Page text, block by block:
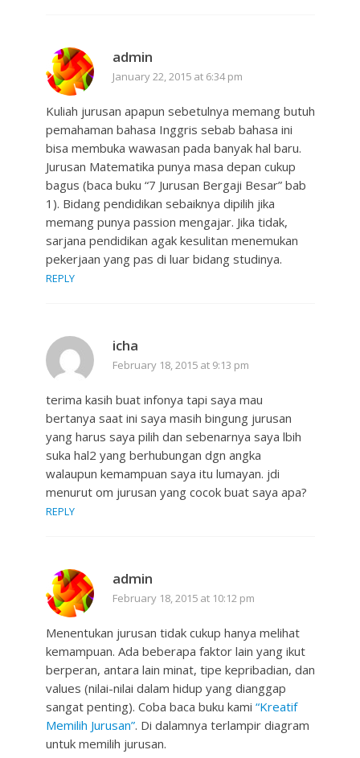
admin
January 22, 2015 at 6:34 pm
Kuliah jurusan apapun sebetulnya memang butuh
pemahaman bahasa Inggris sebab bahasa ini
bisa membuka wawasan pada banyak hal baru.
Jurusan Matematika punya masa depan cukup
bagus (baca buku “7 Jurusan Bergaji Besar” bab
1). Bidang pendidikan sebaiknya dipilih jika
memang punya passion mengajar. Jika tidak,
sarjana pendidikan agak kesulitan menemukan
pekerjaan yang pas di luar bidang studinya.
REPLY
icha
February 18, 2015 at 9:13 pm
terima kasih buat infonya tapi saya mau
bertanya saat ini saya masih bingung jurusan
yang harus saya pilih dan sebenarnya saya lbih
suka hal2 yang berhubungan dgn angka
walaupun kemampuan saya itu lumayan. jdi
menurut om jurusan yang cocok buat saya apa?
REPLY
admin
February 18, 2015 at 10:12 pm
Menentukan jurusan tidak cukup hanya melihat
kemampuan. Ada beberapa faktor lain yang ikut
berperan, antara lain minat, tipe kepribadian, dan
values (nilai-nilai dalam hidup yang dianggap
sangat penting). Coba baca buku kami “Kreatif
Memilih Jurusan”. Di dalamnya terlampir diagram
untuk memilih jurusan.